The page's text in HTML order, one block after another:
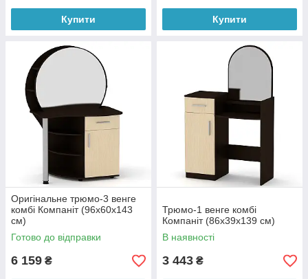
Купити Купити
Оригінальне трюмо-3 венге
комбі Компаніт (96х60х143
см)
Готово до відправки
6 159 ₴
Трюмо-1 венге комбі
Компаніт (86х39х139 см)
В наявності
3 443 ₴